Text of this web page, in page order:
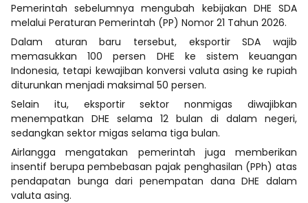
Pemerintah sebelumnya mengubah kebijakan DHE SDA
melalui Peraturan Pemerintah (PP) Nomor 21 Tahun 2026.
Dalam aturan baru tersebut, eksportir SDA wajib
memasukkan 100 persen DHE ke sistem keuangan
Indonesia, tetapi kewajiban konversi valuta asing ke rupiah
diturunkan menjadi maksimal 50 persen.
Selain itu, eksportir sektor nonmigas diwajibkan
menempatkan DHE selama 12 bulan di dalam negeri,
sedangkan sektor migas selama tiga bulan.
Airlangga mengatakan pemerintah juga memberikan
insentif berupa pembebasan pajak penghasilan (PPh) atas
pendapatan bunga dari penempatan dana DHE dalam
valuta asing.